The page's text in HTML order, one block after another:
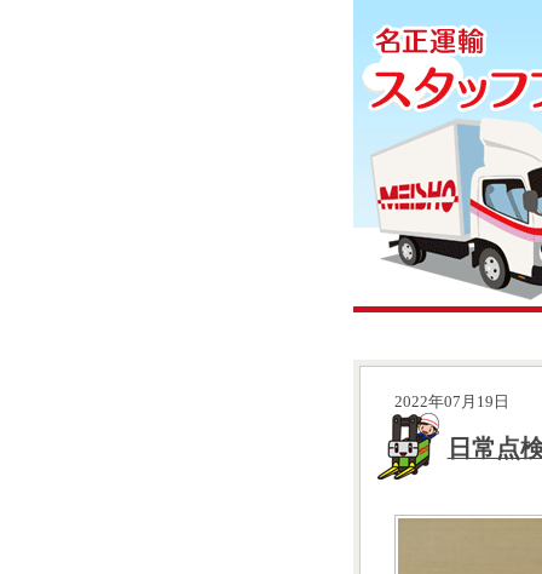
2022年07月19日
日常点